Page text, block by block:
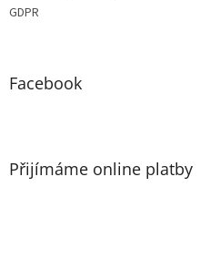
GDPR
Facebook
Přijímáme online platby